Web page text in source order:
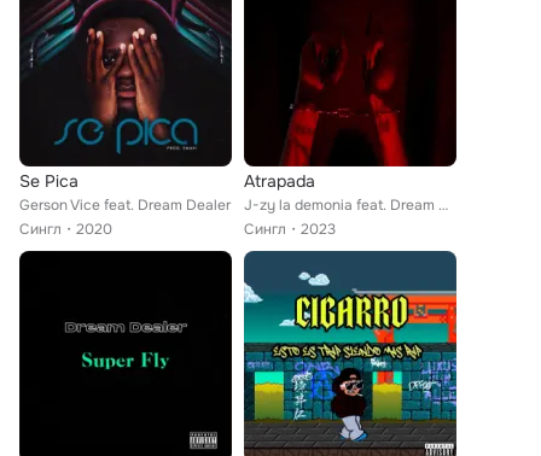
Se Pica
Gerson Vice feat. Dream Dealer
Сингл
2020
Atrapada
J-zy la demonia feat. Dream Dealer
Сингл
2023